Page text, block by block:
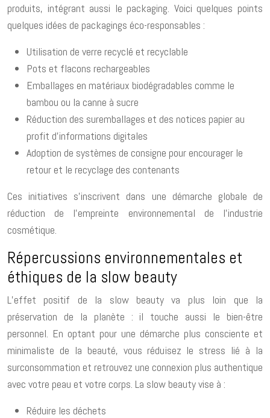
produits, intégrant aussi le packaging. Voici quelques points
quelques idées de packagings éco-responsables :
Utilisation de verre recyclé et recyclable
Pots et flacons rechargeables
Emballages en matériaux biodégradables comme le
bambou ou la canne à sucre
Réduction des suremballages et des notices papier au
profit d’informations digitales
Adoption de systèmes de consigne pour encourager le
retour et le recyclage des contenants
Ces initiatives s’inscrivent dans une démarche globale de
réduction de l’empreinte environnemental de l’industrie
cosmétique.
Répercussions environnementales et
éthiques de la slow beauty
L’effet positif de la slow beauty va plus loin que la
préservation de la planète : il touche aussi le bien-être
personnel. En optant pour une démarche plus consciente et
minimaliste de la beauté, vous réduisez le stress lié à la
surconsommation et retrouvez une connexion plus authentique
avec votre peau et votre corps. La slow beauty vise à :
Réduire les déchets